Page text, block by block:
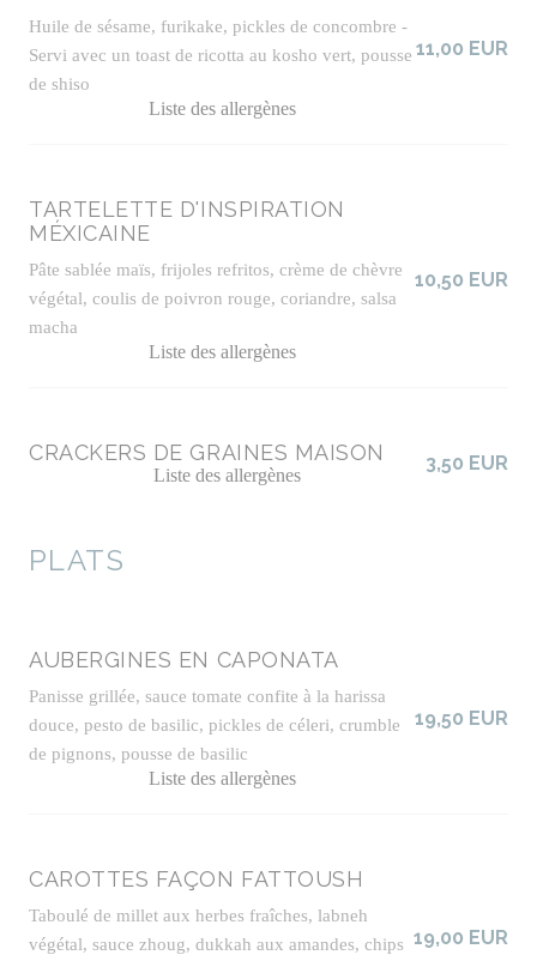
Huile de sésame, furikake, pickles de concombre -
Servi avec un toast de ricotta au kosho vert, pousse
de shiso
Liste des allergènes
11,00 EUR
TARTELETTE D'INSPIRATION
MÉXICAINE
Pâte sablée maïs, frijoles refritos, crème de chèvre
végétal, coulis de poivron rouge, coriandre, salsa
macha
Liste des allergènes
10,50 EUR
CRACKERS DE GRAINES MAISON
Liste des allergènes
3,50 EUR
PLATS
AUBERGINES EN CAPONATA
Panisse grillée, sauce tomate confite à la harissa
douce, pesto de basilic, pickles de céleri, crumble
de pignons, pousse de basilic
Liste des allergènes
19,50 EUR
CAROTTES FAÇON FATTOUSH
Taboulé de millet aux herbes fraîches, labneh
végétal, sauce zhoug, dukkah aux amandes, chips 19,00 EUR